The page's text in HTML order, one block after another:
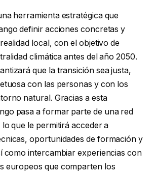
herramienta estratégica que
definir acciones concretas y
local, con el objetivo de
climática antes del año 2050.
que la transición sea justa,
con las personas y con los
natural. Gracias a esta
pasa a formar parte de una red
que le permitirá acceder a
oportunidades de formación y
como intercambiar experiencias con
europeos que comparten los